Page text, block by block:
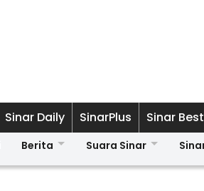
Sinar Daily SinarPlus Sinar
Berita Suara Sinar